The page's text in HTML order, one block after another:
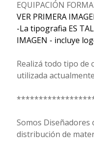
EQUIPACIÓN
VER PRIMERA
-La tipografia ES TAL
IMAGEN - incluye
Realizá todo tipo de
utilizada
Somos Diseñadores
distribución de